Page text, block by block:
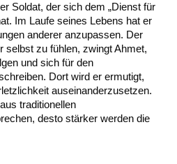
Soldat, der sich dem „Dienst für
Im Laufe seines Lebens hat er
anderer anzupassen. Der
selbst zu fühlen, zwingt Ahmet,
und sich für den
Dort wird er ermutigt,
auseinanderzusetzen.
traditionellen
desto stärker werden die